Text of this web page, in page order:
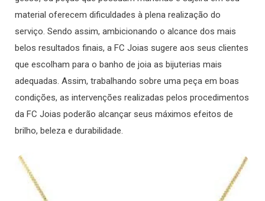
material oferecem dificuldades à plena realização do
serviço. Sendo assim, ambicionando o alcance dos mais
belos resultados finais, a FC Joias sugere aos seus clientes
que escolham para o banho de joia as bijuterias mais
adequadas. Assim, trabalhando sobre uma peça em boas
condições, as intervenções realizadas pelos procedimentos
da FC Joias poderão alcançar seus máximos efeitos de
brilho, beleza e durabilidade.